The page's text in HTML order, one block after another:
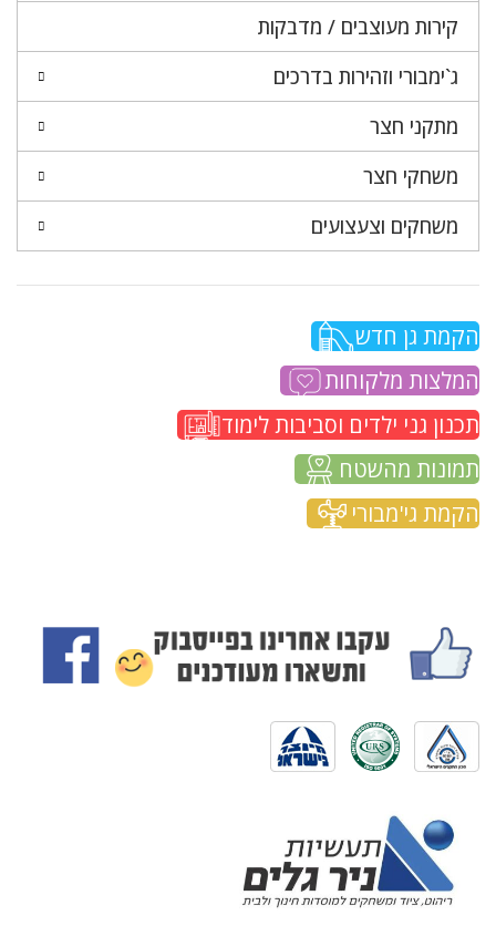
קירות מעוצבים / מדבקות
ג`ימבורי וזהירות בדרכים
מתקני חצר
משחקי חצר
משחקים וצעצועים
הקמת גן חדש
המלצות מלקוחות
תכנון גני ילדים וסביבות לימוד
תמונות מהשטח
הקמת גי'מבורי